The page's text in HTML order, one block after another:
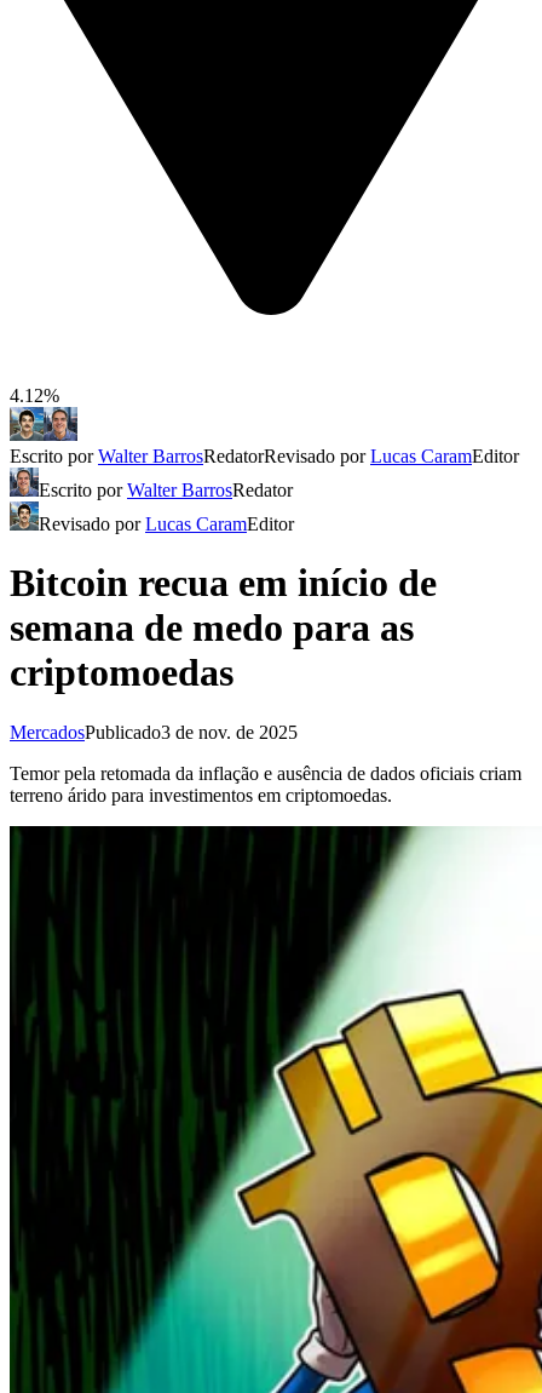
4.12%
Escrito porWalter BarrosRedatorRevisado porLucas CaramEditor
Escrito porWalter BarrosRedator
Revisado porLucas CaramEditor
Bitcoin recua em início de
semana de medo para as
criptomoedas
MercadosPublicado3 de nov. de 2025
Temor pela retomada da inflação e ausência de dados oficiais criam
terreno árido para investimentos em criptomoedas.